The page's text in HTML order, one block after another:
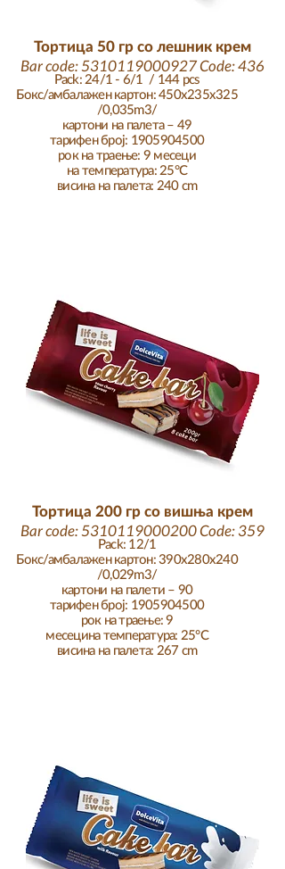
Pack: 24/1 - 6/1 / 144 pcs
Бокс/амбалажен картон: 450x235x325
/0,035m3/
картони на палета – 49
тарифен број: 1905904500
рок на траење: 9 месеци
на температура: 25°C
висина на палета: 240 cm
Тортица 50 гр со лешник крем
Bar code:5310119000927Code: 436
Pack: 12/1
Бокс/амбалажен картон: 390x280x240
/0,029m3/
картони на палети – 90
тарифен број: 1905904500
рок на траење: 9
месецина температура: 25°C
висина на палета: 267 cm
Тортица 200 гр со вишња крем
Bar code:5310119000200Code: 359